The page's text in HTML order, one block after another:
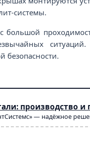
системы.
большой
безопасности.
производство
— надёжное